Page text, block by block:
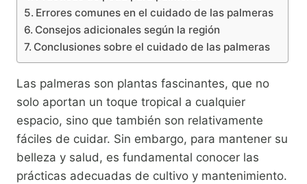
Errores comunes en el cuidado de las palmeras
Consejos adicionales según la región
Conclusiones sobre el cuidado de las palmeras
Las palmeras son plantas fascinantes, que no
solo aportan un toque tropical a cualquier
espacio, sino que también son relativamente
fáciles de cuidar. Sin embargo, para mantener su
belleza y salud, es fundamental conocer las
prácticas adecuadas de cultivo y mantenimiento.